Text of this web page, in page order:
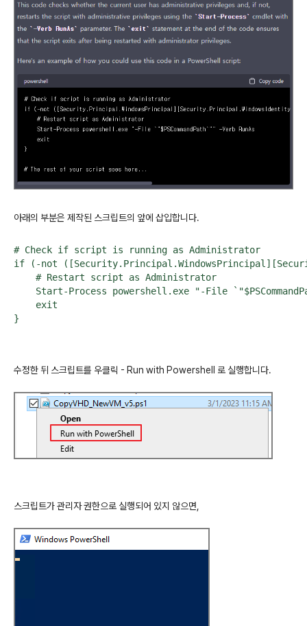
아래의 부분은 제작된 스크립트의 앞에 삽입합니다.
# Check if script is running as Administrator
if (-not
    # Restart script as Administrator
Start-Process powershell.exe "-File
    exit
}
수정한 뒤 스크립트를 우클릭 - Run with Powershell 로 실행합니다.
스크립트가관리자권한으로 실행되어 있지 않으면,